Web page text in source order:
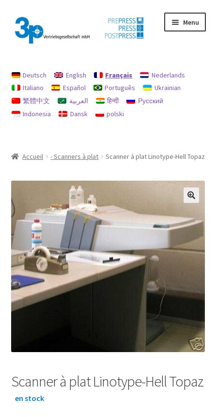
Aller
la
navigation
Aller
au
contenu
Menu
Chercher
imprimer
protection des données
Deutsch English Français
Nederlands
Italiano
Español Português
Ukrainian
繁體中文
العربية हिन्दी
Русский
Indonesia
Dansk polski
Accueil - Scanners à plat Scanner à plat Linotype-Hell Topaz
Scanner à plat Linotype-Hell Topaz
en stock